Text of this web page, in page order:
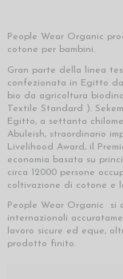
People Wear Organic
cotone per bambini.
Gran parte della linea
confezionata in Egitto da
bio da agricoltura
Textile Standard ).
Egitto, a settanta
Abuleish, straordinario
Livelihood Award, il
economia basata su
circa 12000 persone
coltivazione di cotone e
People Wear Organic si
internazionali
lavoro sicure ed eque,
prodotto finito.